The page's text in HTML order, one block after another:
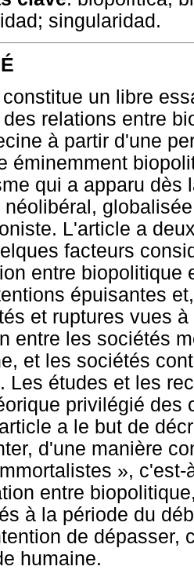
singularidad.
un libre
relations entre
à partir d'une
éminemment
qui a apparu dès
néolibéral,
L'article a
facteurs
entre biopolitique
épuisantes
et ruptures vues
entre les sociétés
et les sociétés
Les études et les
privilégié des
a le but de
d'une manière
»,
entre
à la période du
de dépasser,
humaine.